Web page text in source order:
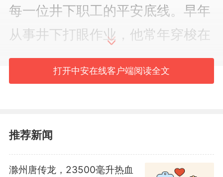
每一位井下职工的平安底线。早年
从事井下打眼作业，他常年穿梭在
井下巷道，日日直面顶板管控、敲
帮问顶等环节，井下作业每一处细
转岗成为外协管理安全员
后，“职工的生命安全永远是第一
打开中安在线客户端阅读全文
推荐新闻
滁州唐传龙，23500毫升热血